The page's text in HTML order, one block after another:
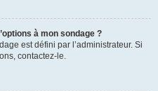
à mon sondage ?
est défini par l’administrateur. Si
contactez-le.